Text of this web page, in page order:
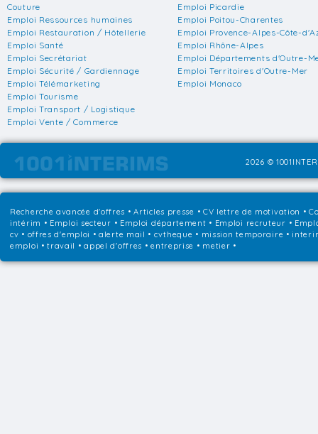
Couture
Emploi Ressources humaines
Emploi Restauration / Hôtellerie
Emploi Santé
Emploi Secrétariat
Emploi Sécurité / Gardiennage
Emploi Télémarketing
Emploi Tourisme
Emploi Transport / Logistique
Emploi Vente / Commerce
Emploi Picardie
Emploi Poitou-Charentes
Emploi Provence-Alpes-Côte-
Emploi Rhône-Alpes
Emploi Départements d'Outre-
Emploi Territoires d'Outre-Mer
Emploi Monaco
2026 ©
Recherche avancée d'offres •Articles presse • CV lettre de motivation •
intérim • Emploi secteur • Emploi département • Emploi recruteur •
cv • offres d'emploi • alerte mail • cvtheque • mission temporaire •
emploi • travail • appel d'offres • entreprise • metier •